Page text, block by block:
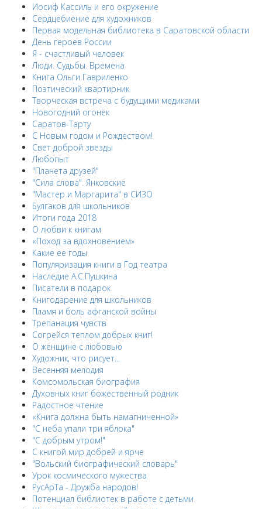
Иосиф Кассиль и его окружение
Сердцебиение для художников
Первая модельная библиотека в Саратовской области
День героев России
Я - счастливый человек
Люди. Судьбы. Времена
Книга Ольги Гавриленко
Поэтический квартирник
Творческая встреча с будущими медиками
Новогодний огонёк
Саратов-Тарту
С Новым годом и Рождеством!
Свет доброй звезды
Любопыт
"Планета друзей"
"Сила слова". Янковские
"Мастер и Маргарита" в СИЗО
Булгаков для школьников
Итоги года 2018
О любви к книгам
«Поход за вдохновением»
Какие ее годы
Популяризация книги в Год театра
Наследие А.С.Пушкина
Писатели в подарок
Книгодарение для школьников
Пламя и боль афганской войны
Трепанация чувств
Согрейся теплом добрых книг!
О женщине с любовью
Художник, что рисует...
Весенняя мелодия
Комсомольская биография
Духовных книг божественный родник
Радостное чтение
«Книга должна быть намагниченной»
"С неба упали три яблока"
"С добрым утром!"
С книгой мир добрей и ярче
"Вольский биографический словарь"
Урок космического мужества
РусАрТа - Дружба народов!
Потенциал библиотек в работе с детьми